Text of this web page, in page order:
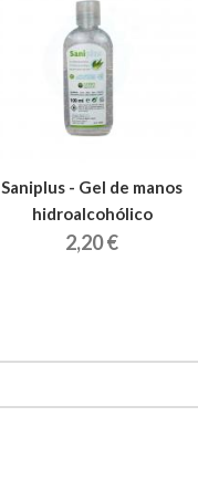
Saniplus - Gel de manos
hidroalcohólico
2,20 €